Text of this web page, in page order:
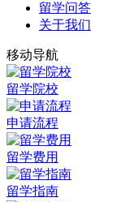
留学问答
关于我们
移动导航
留学院校
申请流程
留学费用
留学指南